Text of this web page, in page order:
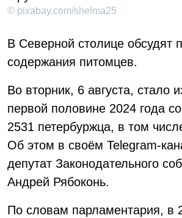
© pixabay.com/shelma25
В Северной столице обсудят
содержания питомцев.
Во вторник, 6 августа, стало
первой половине 2024 года
2531 петербуржца, в том
Об этом в своём Telegram-
депутат Законодательного
Андрей Рябоконь.
По словам парламентария, в